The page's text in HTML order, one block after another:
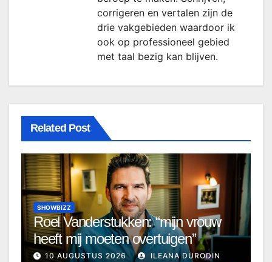
corrigeren en vertalen zijn de
drie vakgebieden waardoor ik
ook op professioneel gebied
met taal bezig kan blijven.
Related Post
SHOWBIZZ
Roel Vanderstukken: “mijn vrouw
heeft mij moeten overtuigen”
10 AUGUSTUS 2026 ILEANA DURODIN